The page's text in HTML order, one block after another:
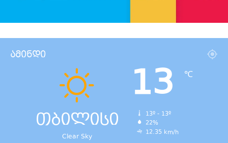
ამინდი
თბილისი
Clear Sky
13 ℃
13º - 13º
22%
12.35 km/h